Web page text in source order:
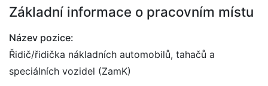
Základní informace o pracovním místu
Název pozice:
Řidič/řidička nákladních automobilů, tahačů a
speciálních vozidel (ZamK)